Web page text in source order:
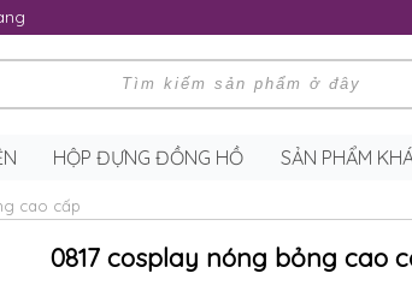
HỘP ĐỰNG ĐỒNG HỒ SẢN PHẨM
cao cấp
0817 cosplay nóng bỏng cao